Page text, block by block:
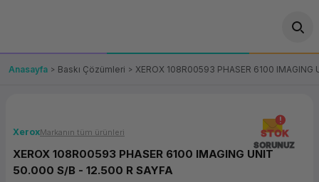
OT/VT Ürünleri
Fiş Yazıcı
Çözümleri
Ürünler
Anasayfa Baskı Çözümleri XEROX 108R00593 PHASER 6100
STOK
SORUNUZ
XeroxMarkanın tüm ürünleri
XEROX 108R00593 PHASER 6100 IMAGING UNIT
50.000 S/B - 12.500 R SAYFA